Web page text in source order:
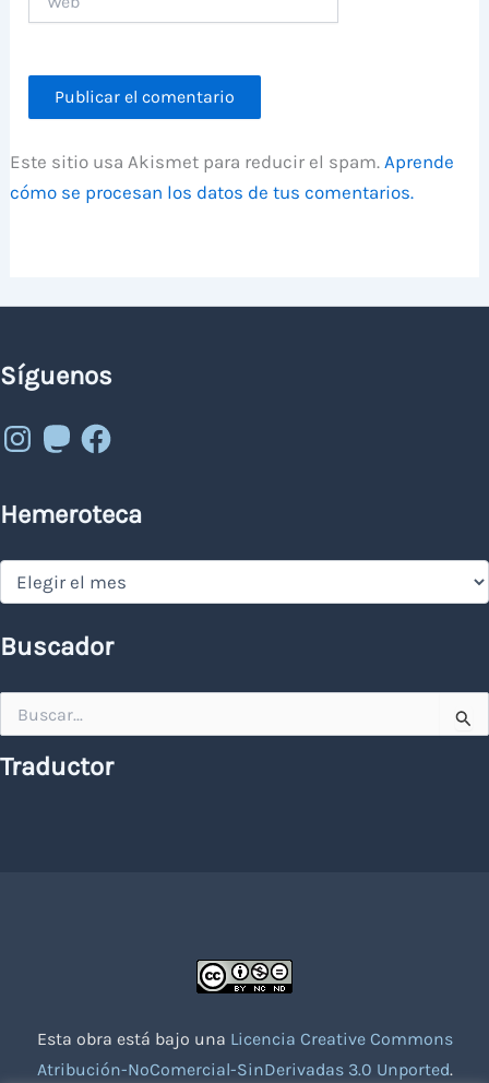
Este sitio usa Akismet para reducir el spam.Aprende
cómo se procesan los datos de tus comentarios.
Síguenos
Instagram
MastodonFacebook
Hemeroteca
Hemeroteca
Buscador
por:
Traductor
Esta obra está bajo una Licencia Creative Commons
Atribución-NoComercial-SinDerivadas 3.0 Unported.